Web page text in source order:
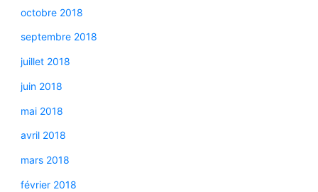
octobre 2018
septembre 2018
juillet 2018
juin 2018
mai 2018
avril 2018
mars 2018
février 2018